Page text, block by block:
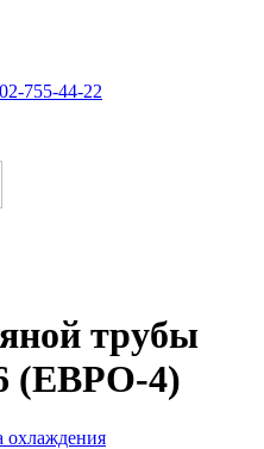
755-44-22
трубы
(ЕВРО-4)
охлаждения